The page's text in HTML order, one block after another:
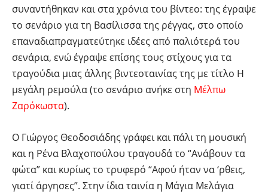
συναντήθηκαν και στα χρόνια του βίντεο: της έγραψε
το σενάριο για τη Βασίλισσα της ρέγγας, στο οποίο
επαναδιαπραγματεύτηκε ιδέες από παλιότερά του
σενάρια, ενώ έγραψε επίσης τους στίχους για τα
τραγούδια μιας άλλης βιντεοταινίας της με τίτλο Η
μεγάλη ρεμούλα (το σενάριο ανήκε στη Μέλπω
Ζαρόκωστα).
Ο Γιώργος Θεοδοσιάδης γράφει και πάλι τη μουσική
και η Ρένα Βλαχοπούλου τραγουδά το “Ανάβουν τα
φώτα” και κυρίως το τρυφερό “Αφού ήταν να ‘ρθεις,
γιατί άργησες”. Στην ίδια ταινία η Μάγια Μελάγια